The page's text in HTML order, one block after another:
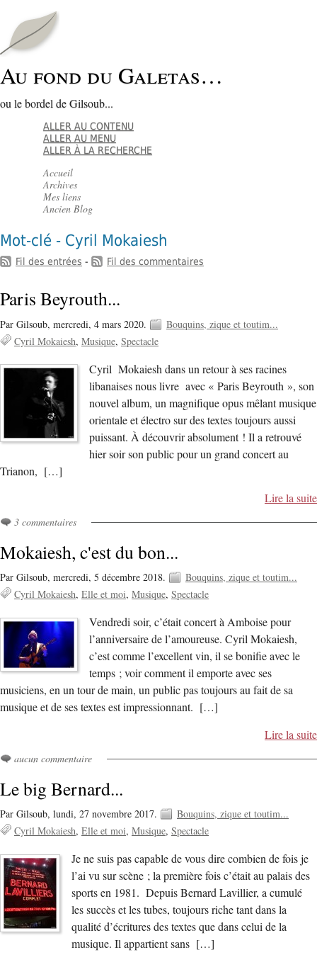
Au fond du Galetas…
ou le bordel de Gilsoub...
ALLER AU CONTENU
ALLER AU MENU
ALLER À LA RECHERCHE
Accueil
Archives
Mes liens
Ancien Blog
Mot-clé - Cyril Mokaiesh
Fil des entrées - Fil des commentaires
Paris Beyrouth...
Par Gilsoub, mercredi, 4 mars 2020.
Bouquins, zique et toutim...
Cyril Mokaiesh Musique Spectacle
Cyril Mokaiesh dans un retour à ses racines
libanaises nous livre avec « Paris Beyrouth », son
nouvel album, un magnifique opus mêlant musique
orientale et électro sur des textes toujours aussi
puissant. À découvrir absolument ! Il a retrouvé
hier soir son public pour un grand concert au
Trianon, […]
Lire la suite
3 commentaires
Mokaiesh, c'est du bon...
Par Gilsoub, mercredi, 5 décembre 2018.
Bouquins, zique et toutim...
Cyril Mokaiesh Elle et moi Musique Spectacle
Vendredi soir, c’était concert à Amboise pour
l’anniversaire de l’amoureuse. Cyril Mokaiesh,
c’est comme l’excellent vin, il se bonifie avec le
temps ; voir comment il emporte avec ses
musiciens, en un tour de main, un public pas toujours au fait de sa
musique et de ses textes est impressionnant. […]
Lire la suite
aucun commentaire
Le big Bernard...
Par Gilsoub, lundi, 27 novembre 2017.
Bouquins, zique et toutim...
Cyril Mokaiesh Elle et moi Musique Spectacle
Je ne suis pas capable de vous dire combien de fois je
l’ai vu sur scène ; la première fois c’était au palais des
sports en 1981. Depuis Bernard Lavillier, a cumulé
les succès et les tubes, toujours riche tant dans la
qualité d’écritures des textes que dans celui de la
musique. Il appartient sans […]